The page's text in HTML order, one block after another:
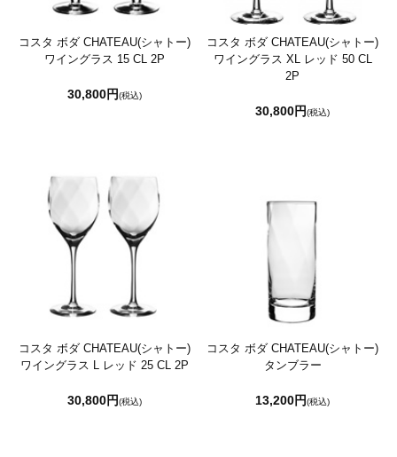
コスタ ボダ CHATEAU(シャトー)
ワイングラス 15 CL 2P
30,800円(税込)
コスタ ボダ CHATEAU(シャトー)
ワイングラス XL レッド 50 CL
2P
30,800円(税込)
コスタ ボダ CHATEAU(シャトー)
ワイングラス L レッド 25 CL 2P
30,800円(税込)
コスタ ボダ CHATEAU(シャトー)
タンブラー
13,200円(税込)